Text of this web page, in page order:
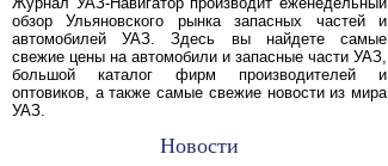
обзор Ульяновского рынка запасных частей и
автомобилей УАЗ. Здесь вы найдете самые
свежие цены на автомобили и запасные части УАЗ,
большой каталог фирм производителей и
оптовиков, а также самые свежие новости из мира
УАЗ.
Новости